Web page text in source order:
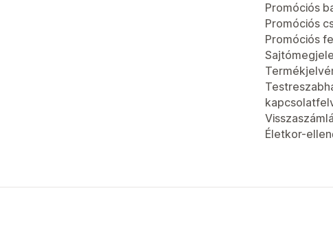
Promóciós
Promóciós
Promóciós
Életkor-